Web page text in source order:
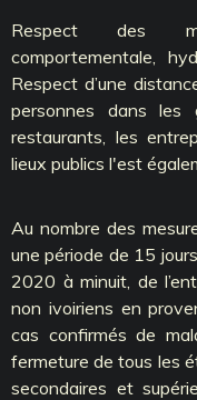
Respect des
comportementale,
Respect d’une
personnes dans les
restaurants, les
lieux publics l'est
Au nombre des
une période de 15
2020 à minuit, de
non ivoiriens en
cas confirmés de
fermeture de tous les
secondaires et